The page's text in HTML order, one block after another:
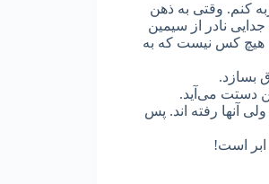
کنم. وقتی به ذهن
نادر از سیمین
هیچ کس نیست که به
بسازد.
دستت می‌آید.
آنها رفته اند. پس
ابر است!